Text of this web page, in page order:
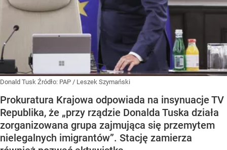
Donald Tusk Źródło: PAP / Leszek Szymański
Prokuratura Krajowa odpowiada na insynuacje TV
Republika, że „przy rządzie Donalda Tuska działa
zorganizowana grupa zajmująca się przemytem
nielegalnych imigrantów”. Stację zamierza